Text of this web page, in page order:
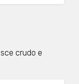
crudo e